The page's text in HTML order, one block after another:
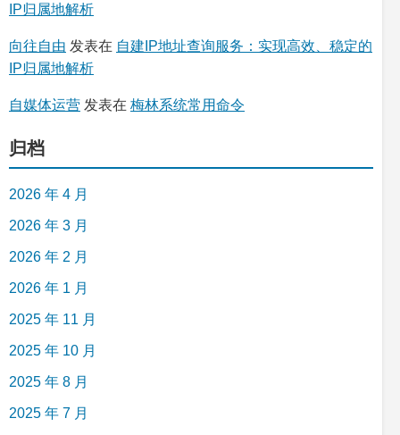
IP归属地解析
向往自由 发表在 自建IP地址查询服务：实现高效、稳定的
IP归属地解析
自媒体运营 发表在 梅林系统常用命令
归档
2026 年 4 月
2026 年 3 月
2026 年 2 月
2026 年 1 月
2025 年 11 月
2025 年 10 月
2025 年 8 月
2025 年 7 月